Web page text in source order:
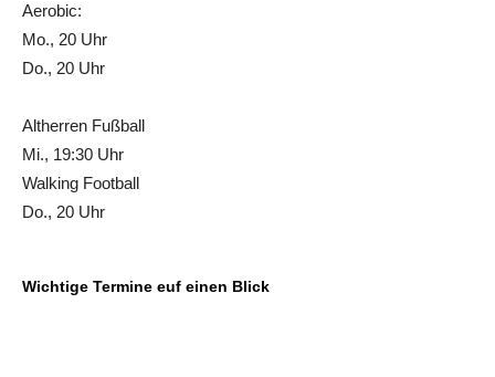
Aerobic:
Mo., 20 Uhr
Do., 20 Uhr
Altherren Fußball
Mi., 19:30 Uhr
Walking Football
Do., 20 Uhr
Wichtige Termine euf einen Blick